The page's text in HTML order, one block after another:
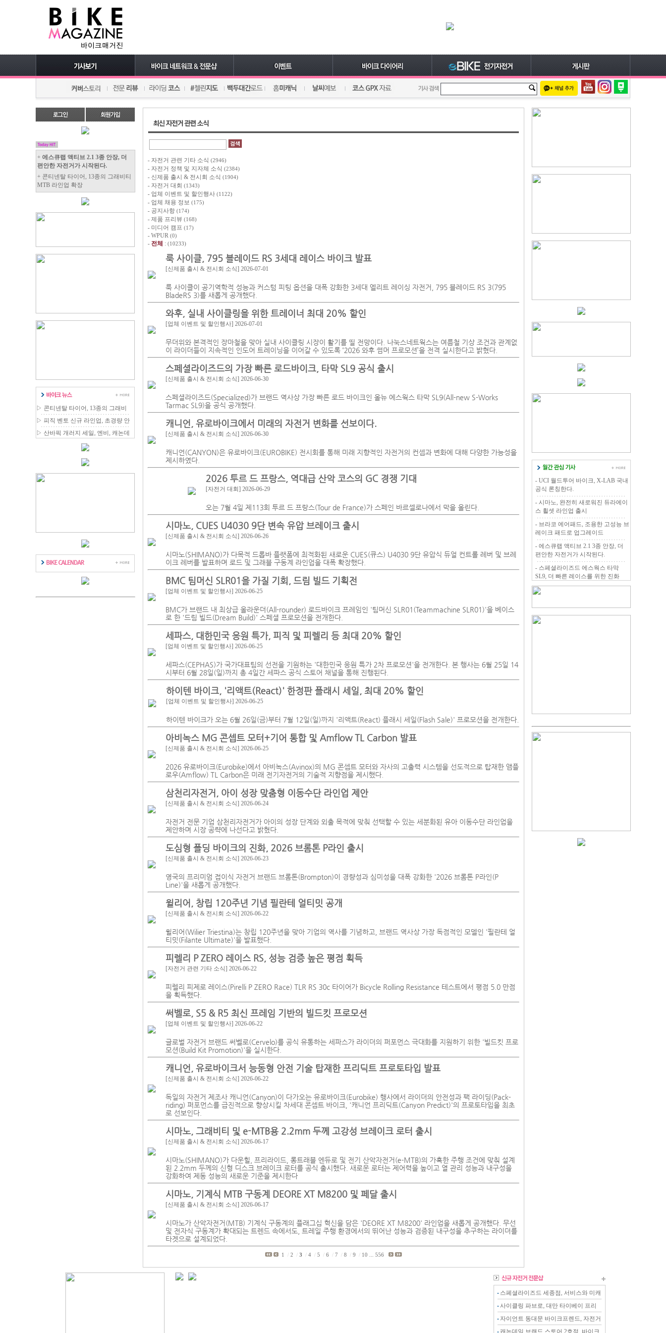
+ 에스큐랩 액티브 2.1 3종 안장, 더
편안한 자전거가 시작된다.
+ 콘티넨탈 타이어, 13종의 그래비티
MTB 라인업 확장
▷ 콘티넨탈 타이어, 13종의 그래비
티 MTB 라인업 확장
▷ 피직 벤토 신규 라인업, 초경량 안
장 국내 출시
▷ 산바픽 개러지 세일, 엔비, 캐논데
- 자전거 관련 기타 소식 (2946)
- 자전거 정책 및 지자체 소식 (2384)
- 신제품 출시 & 전시회 소식 (1904)
- 자전거 대회 (1343)
- 업체 이벤트 및 할인행사 (1122)
- 업체 채용 정보 (175)
- 공지사항 (174)
- 제품 프리뷰 (168)
- 미디어 캠프 (17)
- WPUR (0)
- 전체 : (10233)
룩 사이클, 795 블레이드 RS 3세대 레이스 바이크 발표
[신제품 출시 & 전시회 소식] 2026-07-01
룩 사이클이 공기역학적 성능과 커스텀 피팅 옵션을 대폭 강화한 3세대 엘리트 레이싱 자전거, 795 블레이드 RS 3(795
BladeRS 3)를 새롭게 공개했다.
와후, 실내 사이클링을 위한 트레이너 최대 20% 할인
[업체 이벤트 및 할인행사] 2026-07-01
무더위와 본격적인 장마철을 맞아 실내 사이클링 시장이 활기를 띨 전망이다. 나눅스네트웍스는 여름철 기상 조건과 관계없
이 라이더들이 지속적인 인도어 트레이닝을 이어갈 수 있도록 ‘2026 와후 썸머 프로모션’을 전격 실시한다고 밝혔다.
스페셜라이즈드의 가장 빠른 로드바이크, 타막 SL9 공식 출시
[신제품 출시 & 전시회 소식] 2026-06-30
스페셜라이즈드(Specialized)가 브랜드 역사상 가장 빠른 로드 바이크인 올뉴 에스웍스 타막 SL9(All-new S-Works
Tarmac SL9)을 공식 공개했다.
캐니언, 유로바이크에서 미래의 자전거 변화를 선보이다.
[신제품 출시 & 전시회 소식] 2026-06-30
캐니언(CANYON)은 유로바이크(EUROBIKE) 전시회를 통해 미래 지향적인 자전거의 컨셉과 변화에 대해 다양한 가능성을
제시하였다.
2026 투르 드 프랑스, 역대급 산악 코스의 GC 경쟁 기대
[자전거 대회] 2026-06-29
오는 7월 4일 제113회 투르 드 프랑스(Tour de France)가 스페인 바르셀로나에서 막을 올린다.
시마노, CUES U4030 9단 변속 유압 브레이크 출시
[신제품 출시 & 전시회 소식] 2026-06-26
시마노(SHIMANO)가 다목적 드롭바 플랫폼에 최적화된 새로운 CUES(큐스) U4030 9단 유압식 듀얼 컨트롤 레버 및 브레
이크 레버를 발표하며 로드 및 그래블 구동계 라인업을 대폭 확장했다.
BMC 팀머신 SLR01을 가질 기회, 드림 빌드 기획전
[업체 이벤트 및 할인행사] 2026-06-25
BMC가 브랜드 내 최상급 올라운더(All-rounder) 로드바이크 프레임인 '팀머신 SLR01(Teammachine SLR01)'을 베이스
로 한 '드림 빌드(Dream Build)' 스페셜 프로모션을 전개한다.
세파스, 대한민국 응원 특가, 피직 및 피렐리 등 최대 20% 할인
[업체 이벤트 및 할인행사] 2026-06-25
세파스(CEPHAS)가 국가대표팀의 선전을 기원하는 '대한민국 응원 특가 2차 프로모션'을 전개한다. 본 행사는 6월 25일 14
시부터 6월 28일(일)까지 총 4일간 세파스 공식 스토어 채널을 통해 진행된다.
하이텐 바이크, '리액트(React)' 한정판 플래시 세일, 최대 20% 할인
[업체 이벤트 및 할인행사] 2026-06-25
하이텐 바이크가 오는 6월 26일(금)부터 7월 12일(일)까지 '리액트(React) 플래시 세일(Flash Sale)' 프로모션을 전개한다.
아비녹스 MG 콘셉트 모터+기어 통합 및 Amflow TL Carbon 발표
[신제품 출시 & 전시회 소식] 2026-06-25
2026 유로바이크(Eurobike)에서 아비녹스(Avinox)의 MG 콘셉트 모터와 자사의 고출력 시스템을 선도적으로 탑재한 앰플
로우(Amflow) TL Carbon은 미래 전기자전거의 기술적 지향점을 제시했다.
삼천리자전거, 아이 성장 맞춤형 이동수단 라인업 제안
[신제품 출시 & 전시회 소식] 2026-06-24
자전거 전문 기업 삼천리자전거가 아이의 성장 단계와 외출 목적에 맞춰 선택할 수 있는 세분화된 유아 이동수단 라인업을
제안하며 시장 공략에 나선다고 밝혔다.
도심형 폴딩 바이크의 진화, 2026 브롬톤 P라인 출시
[신제품 출시 & 전시회 소식] 2026-06-23
영국의 프리미엄 접이식 자전거 브랜드 브롬톤(Brompton)이 경량성과 심미성을 대폭 강화한 '2026 브롬톤 P라인(P
Line)'을 새롭게 공개했다.
윌리어, 창립 120주년 기념 필란테 얼티밋 공개
[신제품 출시 & 전시회 소식] 2026-06-22
윌리어(Wilier Triestina)는 창립 120주년을 맞아 기업의 역사를 기념하고, 브랜드 역사상 가장 독점적인 모델인 '필란테 얼
티밋(Filante Ultimate)'을 발표했다.
피렐리 P ZERO 레이스 RS, 성능 검증 높은 평점 획득
[자전거 관련 기타 소식] 2026-06-22
피렐리 피제로 레이스(Pirelli P ZERO Race) TLR RS 30c 타이어가 Bicycle Rolling Resistance 테스트에서 평점 5.0 만점
을 획득했다.
써벨로, S5 & R5 최신 프레임 기반의 빌드킷 프로모션
[업체 이벤트 및 할인행사] 2026-06-22
글로벌 자전거 브랜드 써벨로(Cervelo)를 공식 유통하는 세파스가 라이더의 퍼포먼스 극대화를 지원하기 위한 '빌드킷 프로
모션(Build Kit Promotion)'을 실시한다.
캐니언, 유로바이크서 능동형 안전 기술 탑재한 프리딕트 프로토타입 발표
[신제품 출시 & 전시회 소식] 2026-06-22
독일의 자전거 제조사 캐니언(Canyon)이 다가오는 유로바이크(Eurobike) 행사에서 라이더의 안전성과 팩 라이딩(Pack-
riding) 퍼포먼스를 급진적으로 향상시킬 차세대 콘셉트 바이크, '캐니언 프리딕트(Canyon Predict)'의 프로토타입을 최초
로 선보인다.
시마노, 그래비티 및 e-MTB용 2.2mm 두께 고강성 브레이크 로터 출시
[신제품 출시 & 전시회 소식] 2026-06-17
시마노(SHIMANO)가 다운힐, 프리라이드, 롱트래블 엔듀로 및 전기 산악자전거(e-MTB)의 가혹한 주행 조건에 맞춰 설계
된 2.2mm 두께의 신형 디스크 브레이크 로터를 공식 출시했다. 새로운 로터는 제어력을 높이고 열 관리 성능과 내구성을
강화하여 제동 성능의 새로운 기준을 제시한다
시마노, 기계식 MTB 구동계 DEORE XT M8200 및 페달 출시
[신제품 출시 & 전시회 소식] 2026-06-17
시마노가 산악자전거(MTB) 기계식 구동계의 플래그십 혁신을 담은 'DEORE XT M8200' 라인업을 새롭게 공개했다. 무선
및 전자식 구동계가 확대되는 트렌드 속에서도, 트레일 주행 환경에서의 뛰어난 성능과 검증된 내구성을 추구하는 라이더를
타겟으로 설계되었다.
1 /2 / 3 /4 /5 /6 /7 /8 /9 /10 556
- UCI 월드투어 바이크, X-LAB 국내
공식 론칭한다.
- 시마노, 완전히 새로워진 듀라에이
스 휠셋 라인업 출시
- 브라코 에어패드, 조용한 고성능 브
레이크 패드로 업그레이드
- 에스큐랩 액티브 2.1 3종 안장, 더
편안한 자전거가 시작된다.
- 스페셜라이즈드 에스웍스 타막
SL9, 더 빠른 레이스를 위한 진화
스페셜라이즈드 세종점, 서비스와 미캐
닉이 강화된 전문샵
사이클링 파브로, 대만 타이베이 프리
미엄 스토어
자이언트 동대문 바이크프렌드, 자전거
를 아는 전문 스토어
캐논데일 브랜드 스토어 2호점, 바이크